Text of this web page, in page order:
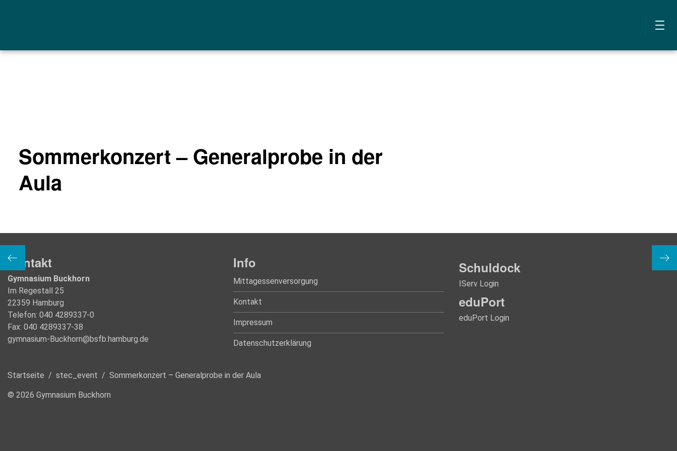
Aula
Sommerkonzert – Generalprobe in der
Aula
Kontakt
Gymnasium Buckhorn
Im Regestall 25
22359 Hamburg
Telefon: 040 4289337-0
Fax: 040 4289337-38
gymnasium-Buckhorn@bsfb.hamburg.de
Info
Mittagessenversorgung
Kontakt
Impressum
Datenschutzerklärung
Schuldock
IServ Login
eduPort
eduPort Login
Startseite / stec_event / Sommerkonzert – Generalprobe in der Aula
© 2026 Gymnasium Buckhorn